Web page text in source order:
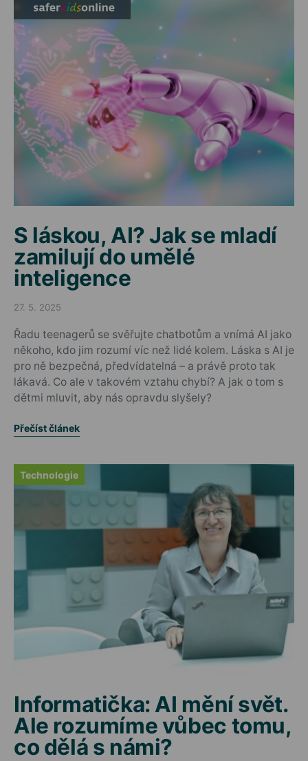
S láskou, AI? Jak se mladí
zamilují do umělé
inteligence
Posted on
27. 5. 2025
Řadu teenagerů se svěřujte chatbotům a vnímá AI jako
někoho, kdo jim rozumí víc než lidé kolem. Láska s AI je
pro ně bezpečná, předvídatelná – a právě proto tak
lákavá. Co ale v takovém vztahu chybí? A jak o tom s
dětmi mluvit, aby nás opravdu slyšely?
Přečíst článek
Technologie
Informatička: AI mění svět.
Ale rozumíme vůbec tomu,
co dělá s námi?